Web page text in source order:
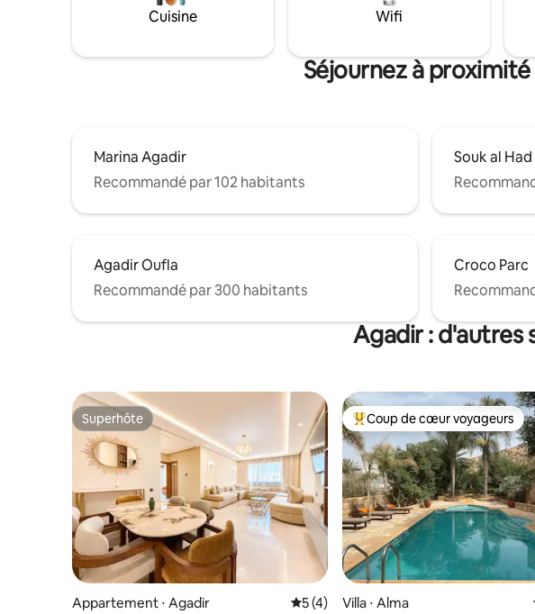
Cuisine Wifi
Séjournez à
Marina Agadir
Recommandé par 102 habitants
Souk al Had
Agadir Oufla
Recommandé par 300 habitants
Croco Parc
Agadir : d'autres
Superhôte
Superhôte
Appartement ⋅ Agadir Évaluation moyenne sur la base de 4
5 (4)
Coups de cœur voyageurs les
Coup de cœur voyageurs
Villa ⋅ Alma